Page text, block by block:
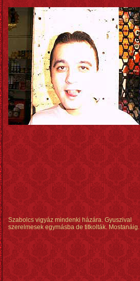
Szabolcs vigyáz mindenki házára. Gyuszival
szerelmesek egymásba de titkolták. Mostanáig.